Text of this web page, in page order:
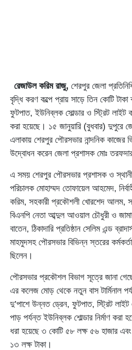
রেজাউল করিম রাজু, শেরপুর জেলা
বৃদ্ধি করণ কল্পে প্রায় সাড়ে তিন কোটি টাকা
ফুটপাত, ইউনিব্লক সোল্ডার ও স্ট্রিট লাইট
করা হয়েছে। ১৫ জানুয়ারি (বুধবার) দুপুরে
এলাকায় শেরপুর পৌরসভার নান্দনিক কাজের
উদ্বোধন করেন জেলা প্রশাসক মোঃ
এ সময় শেরপুর পৌরসভার প্রশাসক ও
পরিচালক মোহাম্মদ তোফায়েল আহমেদ,
করিম, সহকারী প্রকৌশলী খোরশেদ আলম,
বিএনপি নেতা আব্দুল আওয়াল চৌধুরী ও
বাতেন, ঠিকাদারি প্রতিষ্ঠান সেলিম এন্ড
মাহমুদসহ পৌরসভার বিভিন্ন স্তরের
ছিলেন।
পৌরসভার প্রকৌশল বিভাগ সূত্রে জানা
এর কলেজ মোড় থেকে নতুন বাস টার্মিনাল
দু’পাশে উন্নত ড্রেন, ফুটপাত, স্ট্রিট লাইট
পাড় পর্যন্ত ইউনিব্লক শোল্ডার নির্মাণ
ধরা হয়েছে ৩ কোটি ৫৮ লক্ষ ৫৬ হাজার
১৩ লক্ষ টাকা।